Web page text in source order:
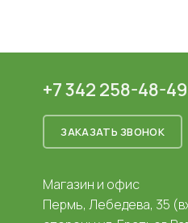
+7 342 258-48-49
ЗАКАЗАТЬ ЗВОНОК
Магазин и офис
Пермь, Лебедева, 35